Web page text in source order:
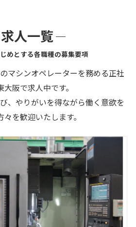
求人一覧
めとする各職種の募集要項
マシンオペレーターを務める正社
大阪で求人中です。
、やりがいを得ながら働く意欲を
々を歓迎いたします。